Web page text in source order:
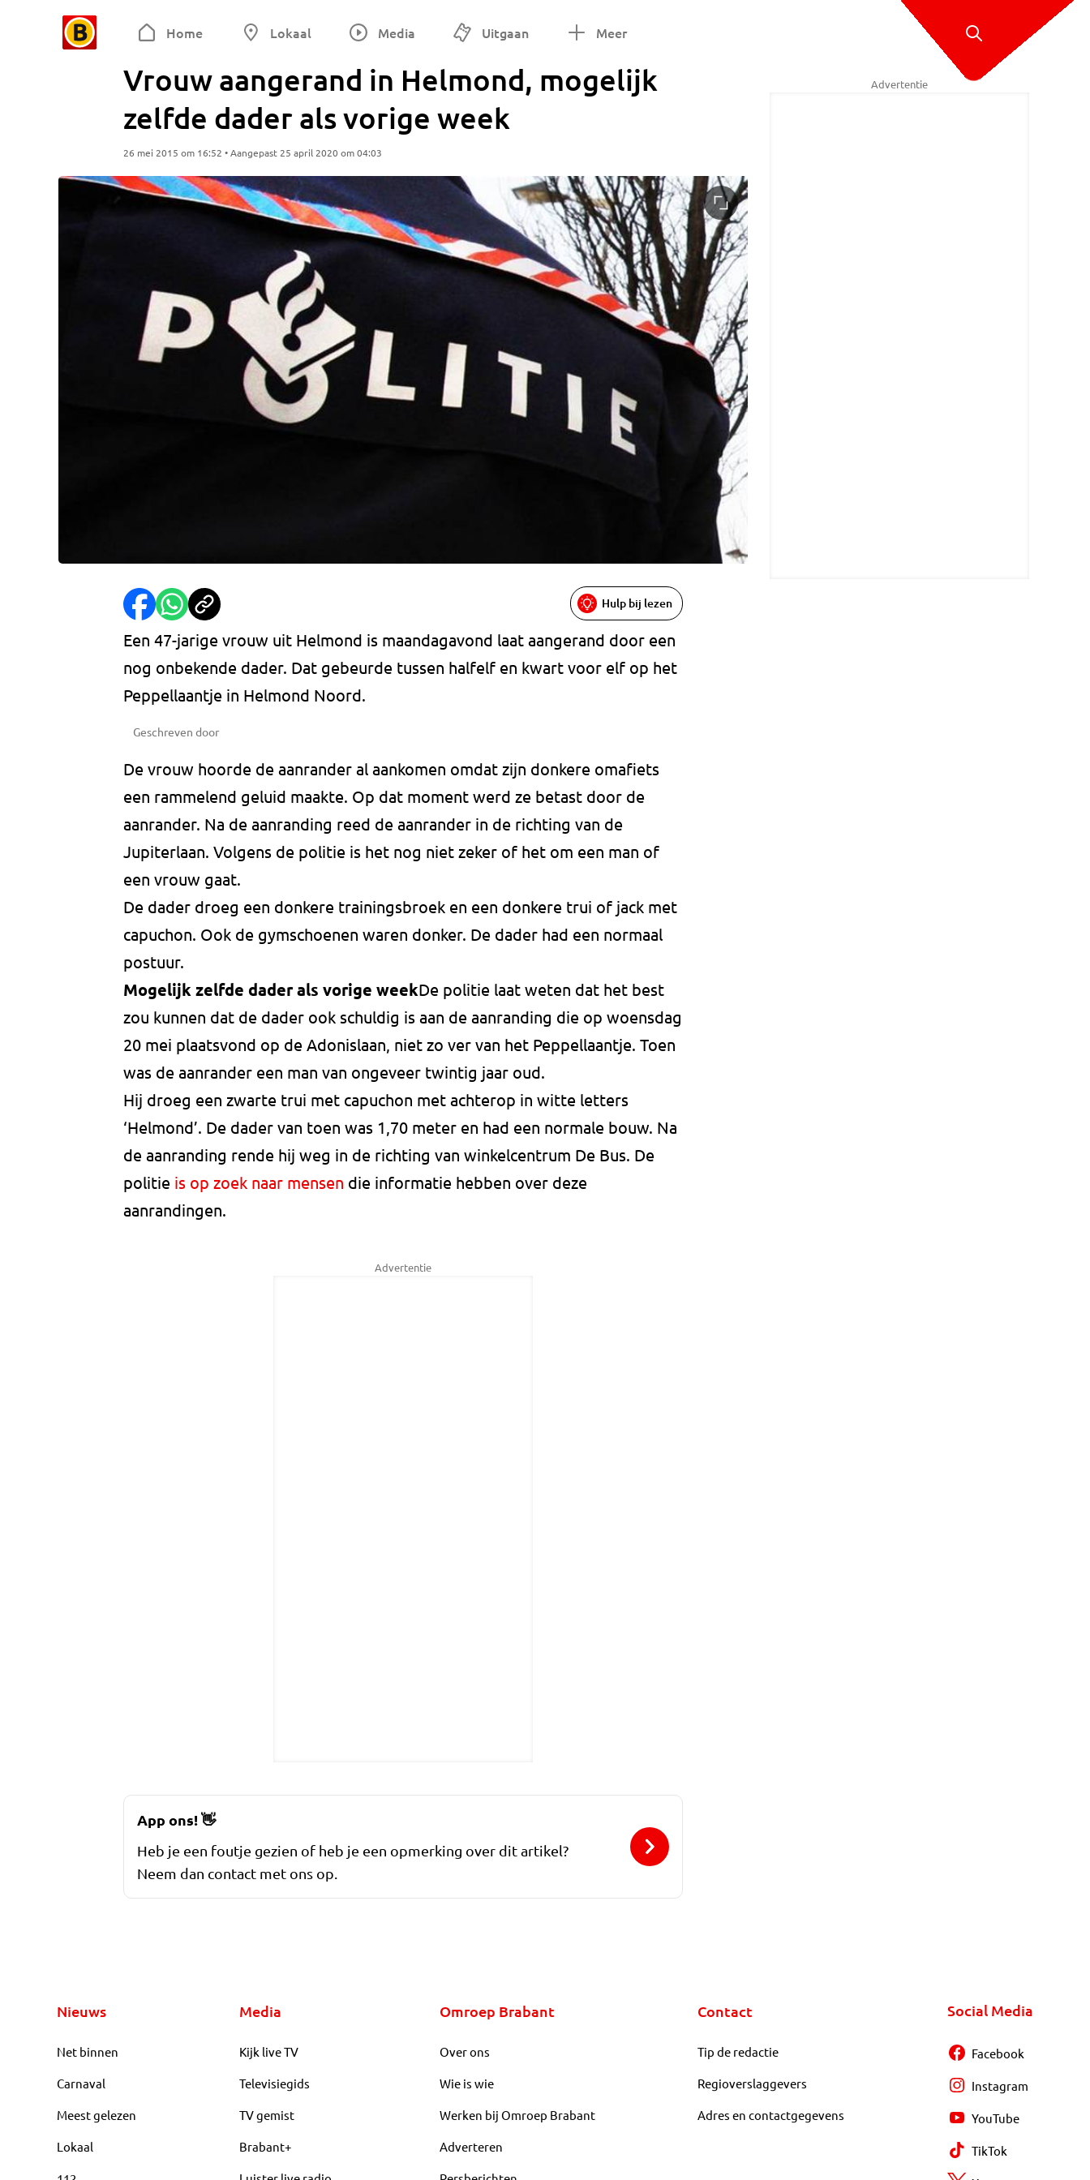
Home Lokaal Media Uitgaan Meer
Vrouw aangerand in Helmond, mogelijk
zelfde dader als vorige week
26 mei 2015 om 16:52 • Aangepast 25 april 2020 om 04:03
Hulp bij lezen
Een 47-jarige vrouw uit Helmond is maandagavond laat aangerand door een
nog onbekende dader. Dat gebeurde tussen halfelf en kwart voor elf op het
Peppellaantje in Helmond Noord.
Geschreven door
De vrouw hoorde de aanrander al aankomen omdat zijn donkere omafiets
een rammelend geluid maakte. Op dat moment werd ze betast door de
aanrander. Na de aanranding reed de aanrander in de richting van de
Jupiterlaan. Volgens de politie is het nog niet zeker of het om een man of
een vrouw gaat.
De dader droeg een donkere trainingsbroek en een donkere trui of jack met
capuchon. Ook de gymschoenen waren donker. De dader had een normaal
postuur.
Mogelijk zelfde dader als vorige weekDe politie laat weten dat het best
zou kunnen dat de dader ook schuldig is aan de aanranding die op woensdag
20 mei plaatsvond op de Adonislaan, niet zo ver van het Peppellaantje. Toen
was de aanrander een man van ongeveer twintig jaar oud.
Hij droeg een zwarte trui met capuchon met achterop in witte letters
‘Helmond’. De dader van toen was 1,70 meter en had een normale bouw. Na
de aanranding rende hij weg in de richting van winkelcentrum De Bus. De
politie is op zoek naar mensen die informatie hebben over deze
aanrandingen.
Advertentie
Advertentie
App ons!👋
Heb je een foutje gezien of heb je een opmerking over dit artikel?
Neem dan contact met ons op.
Nieuws
Net binnen
Carnaval
Meest gelezen
Lokaal
Media
Kijk live TV
Televisiegids
TV gemist
Brabant+
Omroep Brabant
Over ons
Wie is wie
Werken bij Omroep Brabant
Adverteren
Contact
Tip de redactie
Regioverslaggevers
Adres en contactgegevens
Social Media
Facebook
Instagram
YouTube
TikTok